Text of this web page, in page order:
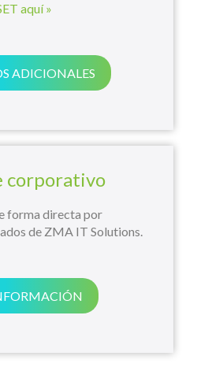
aquí »
ADICIONALES
corporativo
forma directa por
de ZMA IT Solutions.